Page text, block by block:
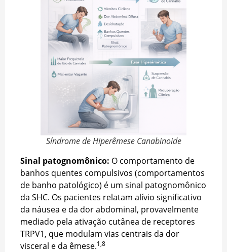
Síndrome de Hiperêmese Canabinoide
Sinal patognomônico: O comportamento de
banhos quentes compulsivos (comportamentos
de banho patológico) é um sinal patognomônico
da SHC. Os pacientes relatam alívio significativo
da náusea e da dor abdominal, provavelmente
mediado pela ativação cutânea de receptores
TRPV1, que modulam vias centrais da dor
visceral e da êmese.1,8